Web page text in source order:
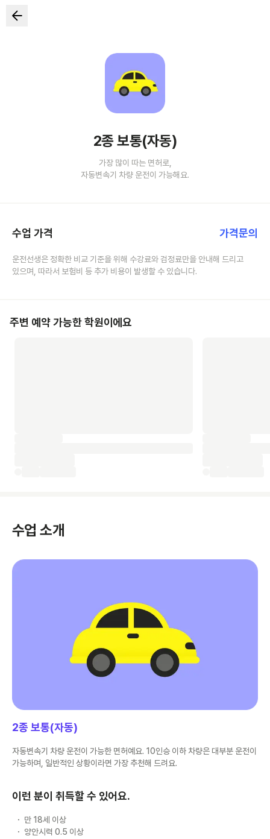
2종 보통(자동)
가장 많이 따는 면허로,
자동변속기 차량 운전이 가능해요.
수업 가격 가격문의
운전선생은 정확한 비교 기준을 위해 수강료와 검정료만을 안내해 드리고
있으며, 따라서 보험비 등 추가 비용이 발생할 수 있습니다.
주변 예약 가능한 학원이에요
수업 소개
2종 보통(자동)
자동변속기 차량 운전이 가능한 면허예요. 10인승 이하 차량은 대부분 운전이
가능하며, 일반적인 상황이라면 가장 추천해 드려요.
이런 분이 취득할 수 있어요.
만 18세 이상
양안시력 0.5 이상